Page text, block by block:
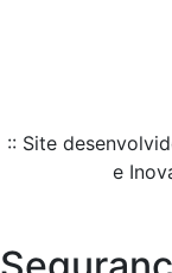
:: Site
e